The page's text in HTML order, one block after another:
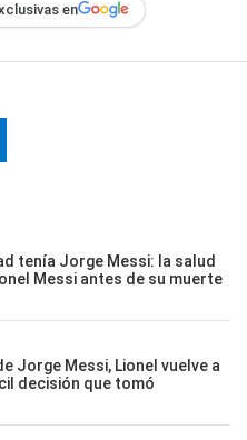
en
tenía Jorge Messi: la salud
Messi antes de su muerte
Jorge Messi, Lionel vuelve a
decisión que tomó